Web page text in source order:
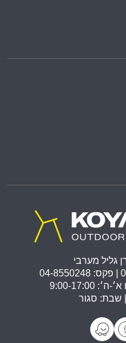
גליל מערבי
17:00